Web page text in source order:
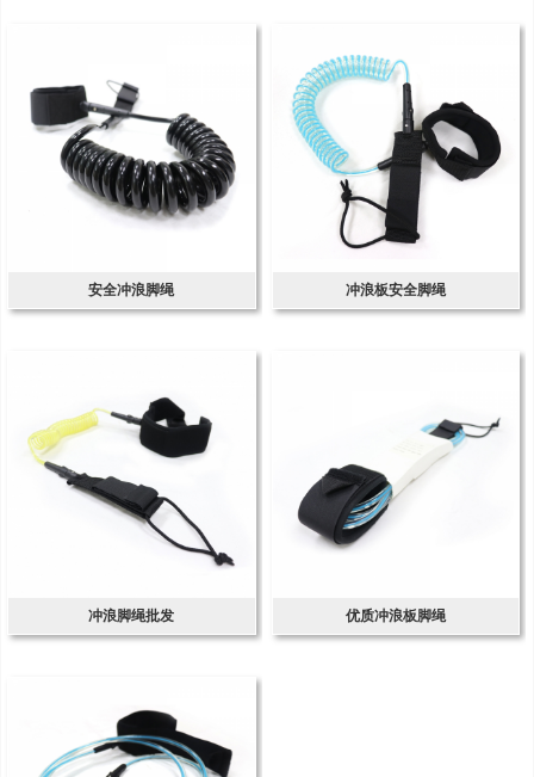
安全冲浪脚绳 冲浪板安全脚绳
冲浪脚绳批发 优质冲浪板脚绳